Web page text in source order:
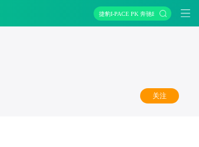
捷豹I-PACE PK 奔驰EQC
关注